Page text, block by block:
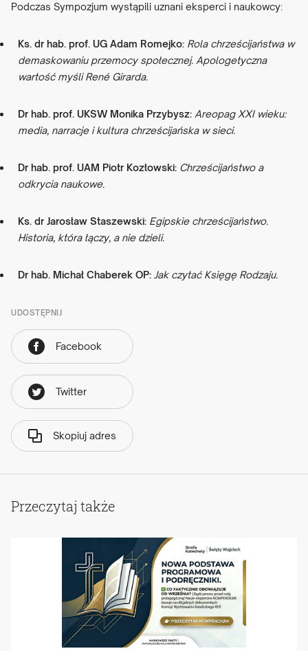
Podczas Sympozjum wystąpili uznani eksperci i naukowcy:
Ks. dr hab. prof. UG Adam Romejko: Rola chrześcijaństwa w
demaskowaniu przemocy społecznej. Apologetyczna
wartość myśli René Girarda.
Dr hab. prof. UKSW Monika Przybysz: Areopag XXI wieku:
media, narracje i kultura chrześcijańska w sieci.
Dr hab. prof. UAM Piotr Kozłowski: Chrześcijaństwo a
odkrycia naukowe.
Ks. dr Jarosław Staszewski: Egipskie chrześcijaństwo.
Historia, która łączy, a nie dzieli.
Dr hab. Michał Chaberek OP: Jak czytać Księgę Rodzaju.
UDOSTĘPNIJ
Facebook
Twitter
Skopiuj adres
Przeczytaj także